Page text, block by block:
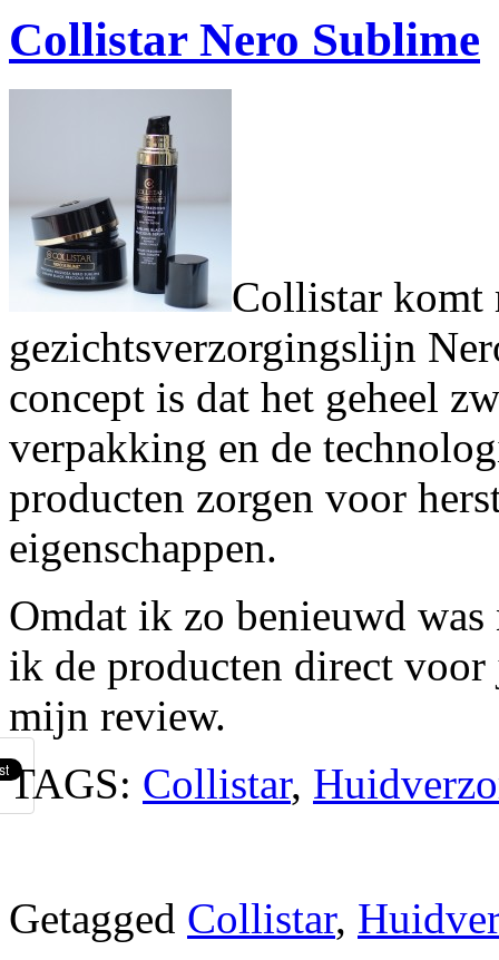
Collistar Nero Sublime
Collistar komt
gezichtsverzorgingslijn
concept is dat het geheel
verpakking en de
producten zorgen voor
eigenschappen.
Omdat ik zo benieuwd
ik de producten direct
mijn review.
TAGS: Collistar,
Getagged Collistar,